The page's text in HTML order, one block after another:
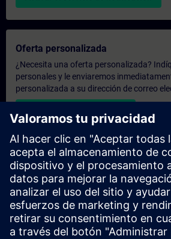
Oferta personalizada
¿Necesita una oferta personalizada?
personales y le enviaremos
personalizada a su dirección de correo
Enviar una oferta personal
Solicitar presupuesto exclusivo
¿Necesita una formación más
presupuesto para una formación
virtual o en un centro de formación
sus datos personales y sus necesidades
enviaremos un presupuesto